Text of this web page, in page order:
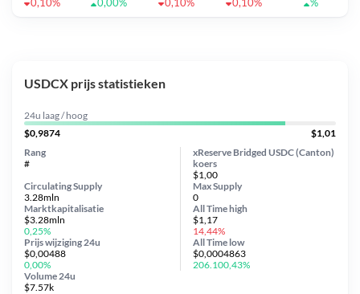
USDCX prijs statistieken
24u laag / hoog
$0,9874
$1,01
xReserve Bridged USDC (Canton)
koers
$1,00
Circulating Supply
3.28mln
Prijs wijziging 24u
$0,00488
0,00%
Max Supply
0
Marktkapitalisatie
$3.28mln
0,25%
Volume 24u
$7.57k
Rang
#
All Timehigh
$1,17
14,44%
All Time low
$0,0004863
206.100,43%